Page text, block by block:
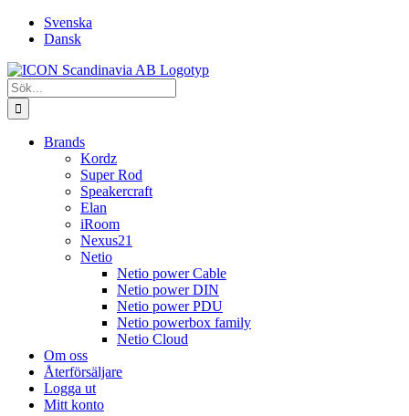
FortsättSvenska
Dansk
Sök
efter:
Brands
Kordz
Super Rod
Speakercraft
Elan
iRoom
Nexus21
Netio
Netio power Cable
Netio power DIN
Netio power PDU
Netio powerbox family
Netio Cloud
Om oss
Återförsäljare
Logga ut
Mitt konto